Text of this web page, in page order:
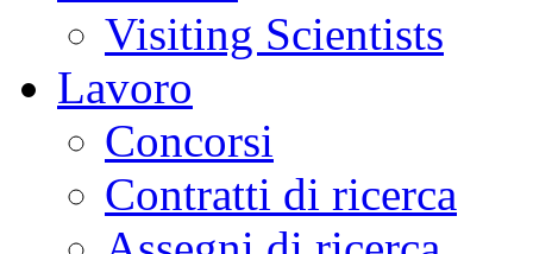
Visiting Scientists
Lavoro
Concorsi
Contratti di ricerca